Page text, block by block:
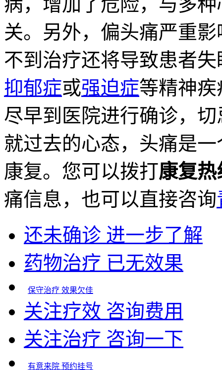
关。另外，偏头痛严重
不到治疗还将导致患者
抑郁症或强迫症等精神
尽早到医院进行确诊，
就过去的心态，头痛是
康复。您可以拨打康复热
痛信息，也可以直接咨询
还未确诊 进一步了解
药物治疗 已无效果
保守治疗 效果欠佳
关注疗效 咨询费用
关注治疗 咨询一下
有意来院 预约挂号